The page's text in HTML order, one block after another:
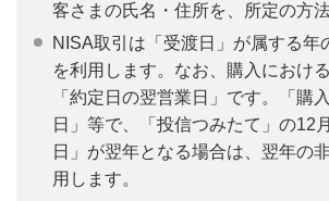
客さまの氏名・住所を、所定の方
NISA取引は「受渡日」が属する年
を利用します。なお、購入におけ
「約定日の翌営業日」です。「購
日」等で、「投信つみたて」の12
日」が翌年となる場合は、翌年の
用します。